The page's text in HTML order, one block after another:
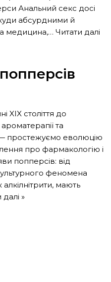
Анальний секс досі
абсурдними й
медицина,… Читати далі
XIX століття до
та
— простежуємо еволюцію
про фармакологію і
попперсів: від
феномена
мають
»